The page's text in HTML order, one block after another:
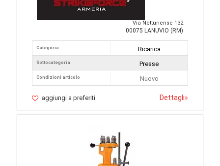
Via Nettunense 132
00075 LANUVIO (RM)
Categoria
Sottocategoria
Condizioni articolo
Ricarica
Presse
Nuovo
aggiungi a preferiti Dettagli»